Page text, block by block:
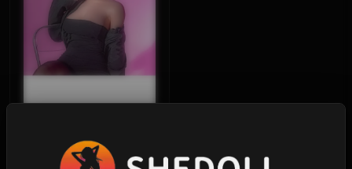
腔+加温吸引機能
$1,199.00$499.00